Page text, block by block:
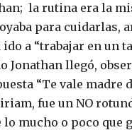
la rutina era la
para cuidarlas,
ido a “trabajar en un
Jonathan llegó,
“Te vale
fue un NO
lo mucho o poco